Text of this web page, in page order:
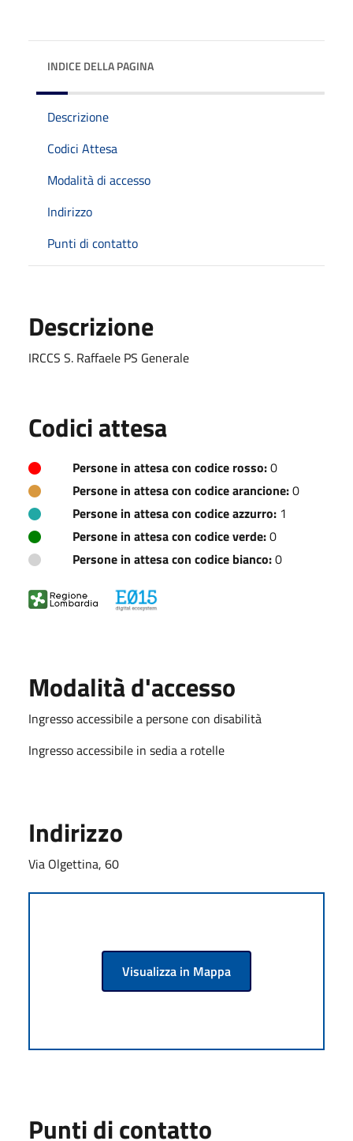
INDICE DELLA PAGINA
Descrizione
Codici Attesa
Modalità di accesso
Indirizzo
Punti di contatto
Descrizione
IRCCS S. Raffaele PS Generale
Codici attesa
Persone in attesa con codice rosso:0
Persone in attesa con codice arancione:0
Persone in attesa con codice azzurro: 1
Persone in attesa con codice verde:0
Persone in attesa con codice bianco:0
Modalità d'accesso
Ingresso accessibile a persone con disabilità
Ingresso accessibile in sedia a rotelle
Indirizzo
Via Olgettina, 60
Visualizza in Mappa
Punti di contatto